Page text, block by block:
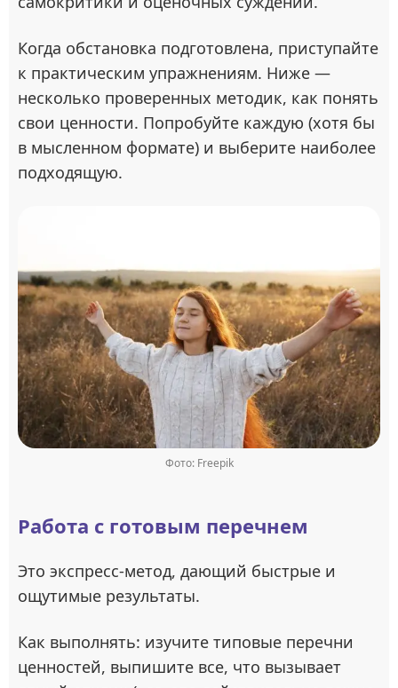
Когда обстановка подготовлена, приступайте
к практическим упражнениям. Ниже —
несколько проверенных методик, как понять
свои ценности. Попробуйте каждую (хотя бы
в мысленном формате) и выберите наиболее
подходящую.
Фото: Freepik
Работа с готовым перечнем
Это экспресс‑метод, дающий быстрые и
ощутимые результаты.
Как выполнять: изучите типовые перечни
ценностей, выпишите все, что вызывает